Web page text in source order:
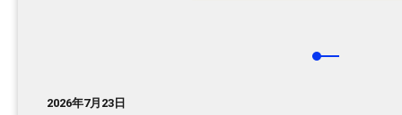
2026年7月23日